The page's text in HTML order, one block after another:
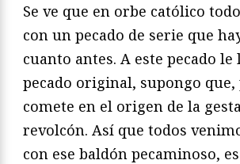
Se ve que en orbe católico
con un pecado de serie que
cuanto antes. A este pecado
pecado original, supongo que,
comete en el origen de la
revolcón. Así que todos
con ese baldón pecaminoso,